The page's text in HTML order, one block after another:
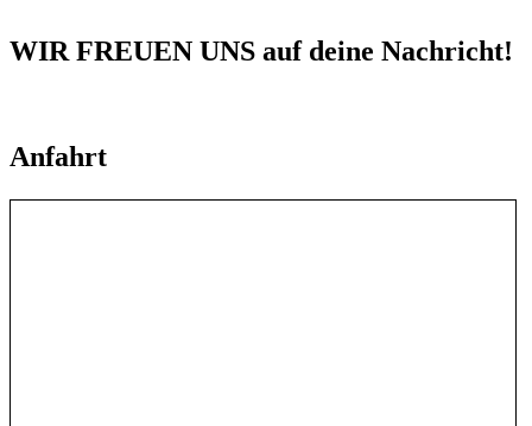
WIR FREUEN UNS auf deine Nachricht!
Anfahrt